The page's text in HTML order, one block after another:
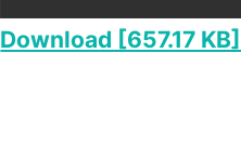
Download [657.17 KB]